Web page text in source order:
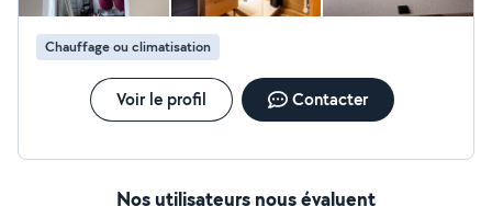
Chauffage ou climatisation
Voir le profil Contacter
Nos utilisateurs nous évaluent